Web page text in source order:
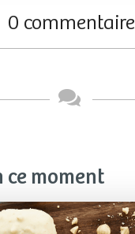
0 commentaire
ce moment